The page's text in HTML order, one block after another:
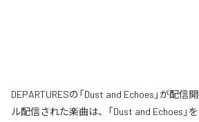
DEPARTURESの「Dust and Echoes」が配
ル配信された楽曲は、「Dust and Echoes」